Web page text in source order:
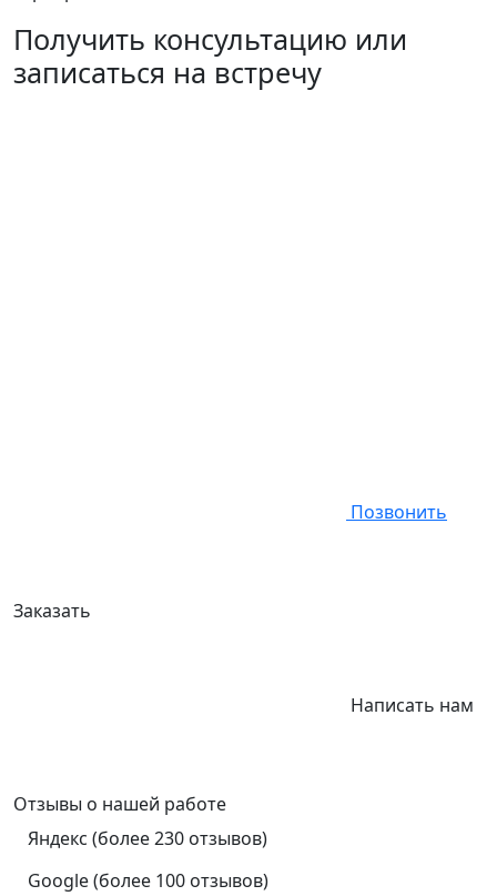
Получить консультацию или
записаться на встречу
Позвонить
Заказать
Написать нам
Отзывы о нашей работе
Яндекс (более 230 отзывов)
Google (более 100 отзывов)